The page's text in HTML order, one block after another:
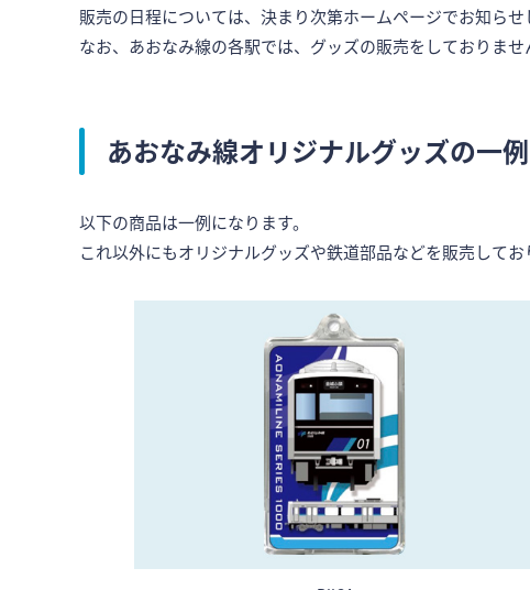
販売の日程については、決まり次第ホームページでお知らせ
なお、あおなみ線の各駅では、グッズの販売をしておりませ
あおなみ線オリジナルグッズの一例
以下の商品は一例になります。
これ以外にもオリジナルグッズや鉄道部品などを販売してお